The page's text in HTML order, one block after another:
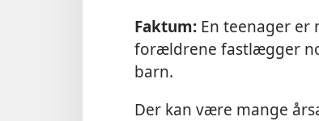
Faktum: En teenager
forældrene fastlægger
barn.
Der kan være mange